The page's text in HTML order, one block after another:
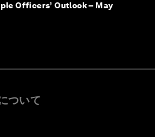
Officers’ Outlook – May
ついて